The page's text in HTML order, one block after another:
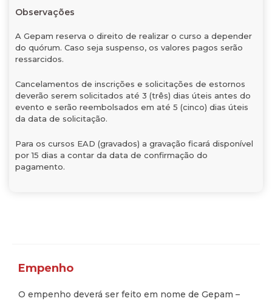
Observações
A Gepam reserva o direito de realizar o curso a depender
do quórum. Caso seja suspenso, os valores pagos serão
ressarcidos.
Cancelamentos de inscrições e solicitações de estornos
deverão serem solicitados até 3 (três) dias úteis antes do
evento e serão reembolsados em até 5 (cinco) dias úteis
da data de solicitação.
Para os cursos EAD (gravados) a gravação ficará disponível
por 15 dias a contar da data de confirmação do
pagamento.
Empenho
O empenho deverá ser feito em nome de Gepam –